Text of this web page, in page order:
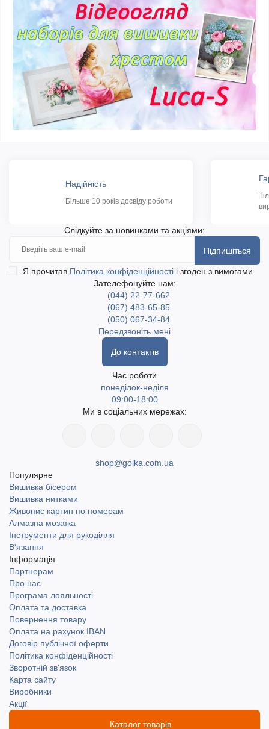
Надійність
Більше 10 років досвіду роботи
Слідкуйте за новинками та акціями:
Підпишіться
Я прочитав Політика конфіденційності і згоден з вимогами
Зателефонуйте нам:
(044) 22-77-662
(067) 483-65-85
(050) 067-34-84
Передзвоніть мені
До контактів
Час роботи
понеділок-неділя
09:00-18:00
Ми в соціальних мережах:
shop@golka.com.ua
Популярне
Вишивка бісером
Вишивка нитками
Живопис картин по номерам
Алмазна мозаїка
Інструменти для рукоділля
В'язання
Інформація
Партнерам
Про нас
Програма лояльності
Оплата та доставка
Повернення товару
Оплата на рахунок IBAN
Договір публічної оферти
Політика конфіденційності
Зворотній зв'язок
Карта сайту
Виробники
Акції
Каталог товарів